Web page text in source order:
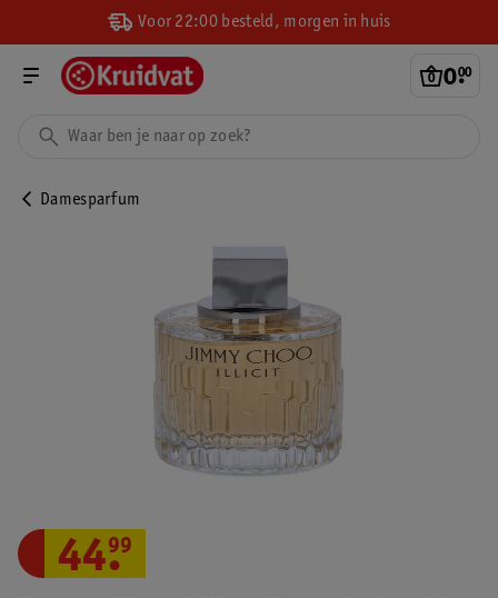
Voor 22:00 besteld, morgen in huis
0.
00
Damesparfum
44.
99